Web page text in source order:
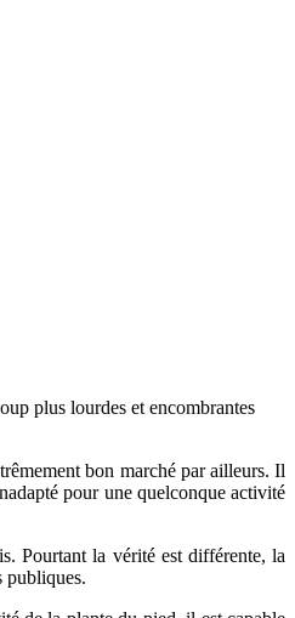
plus lourdes et encombrantes
bon marché par ailleurs. Il
pour une quelconque activité
Pourtant la vérité est différente, la
publiques.